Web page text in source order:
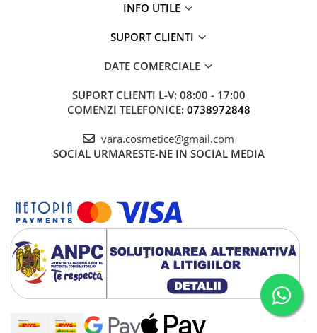
INFO UTILE
SUPORT CLIENTI
DATE COMERCIALE
SUPORT CLIENTI L-V: 08:00 - 17:00
COMENZI TELEFONICE: 0738972848
vara.cosmetice@gmail.com
SOCIAL URMARESTE-NE IN SOCIAL MEDIA